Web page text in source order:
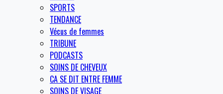
SPORTS
TENDANCE
Vécus de femmes
TRIBUNE
PODCASTS
SOINS DE CHEVEUX
CA SE DIT ENTRE FEMME
SOINS DE VISAGE